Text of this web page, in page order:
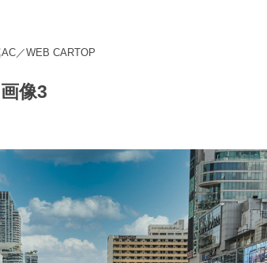
／WEB CARTOP
像3